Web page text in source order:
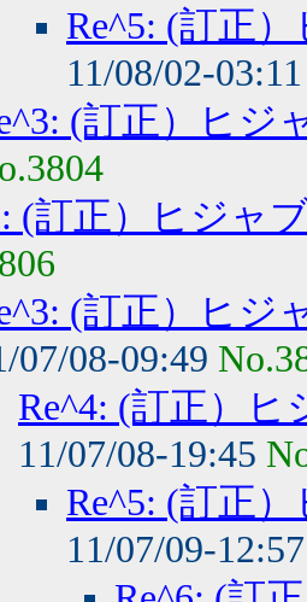
Re^5: (訂正
11/08/02-
(訂正）ヒジ
(訂正）ヒジャ
(訂正）ヒジ
07/08-09:49
Re^4: (訂正）
11/07/08-19:45
Re^5: (訂正
11/07/09-